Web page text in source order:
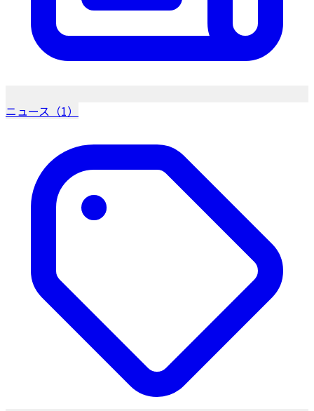
ニュース（1）